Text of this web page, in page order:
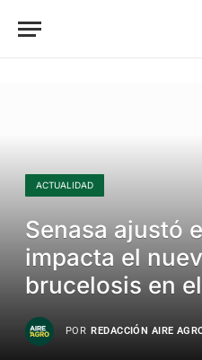
ACTUALIDAD
Senasa ajustó
impacta el
brucelosis en
POR REDACCIÓN AIRE